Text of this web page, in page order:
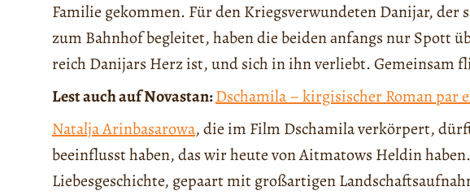
Familie gekommen. Für den Kriegsverwundeten Danijar, der
zum Bahnhof begleitet, haben die beiden аnfangs nur Spott
reich Danijars Herz ist, und sich in ihn verliebt. Gemeinsam
Lest auch auf Novastan:Dschamila – kirgisischer Roman par
Natalja Arinbasarowa, die im Film Dschamila verkörpert,
beeinflusst haben, das wir heute von Aitmatows Heldin
Liebesgeschichte, gepaart mit großartigen